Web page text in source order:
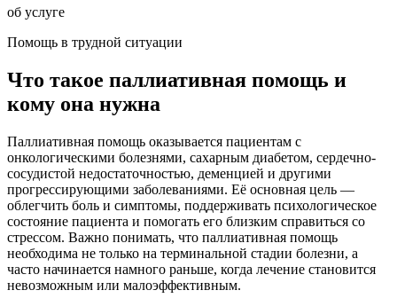
об услуге
Помощь в трудной ситуации
Что такое паллиативная помощь и
кому она нужна
Паллиативная помощь оказывается пациентам с
онкологическими болезнями, сахарным диабетом, сердечно-
сосудистой недостаточностью, деменцией и другими
прогрессирующими заболеваниями. Её основная цель —
облегчить боль и симптомы, поддерживать психологическое
состояние пациента и помогать его близким справиться со
стрессом. Важно понимать, что паллиативная помощь
необходима не только на терминальной стадии болезни, а
часто начинается намного раньше, когда лечение становится
невозможным или малоэффективным.